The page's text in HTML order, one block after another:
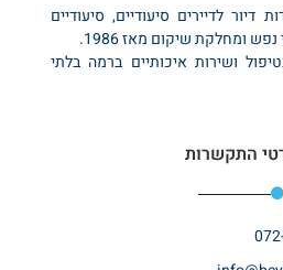
לדיירים סיעודיים, סיעודיים
ומחלקת שיקום מאז 1986.
ושירות איכותיים ברמה בלתי
התקשרות